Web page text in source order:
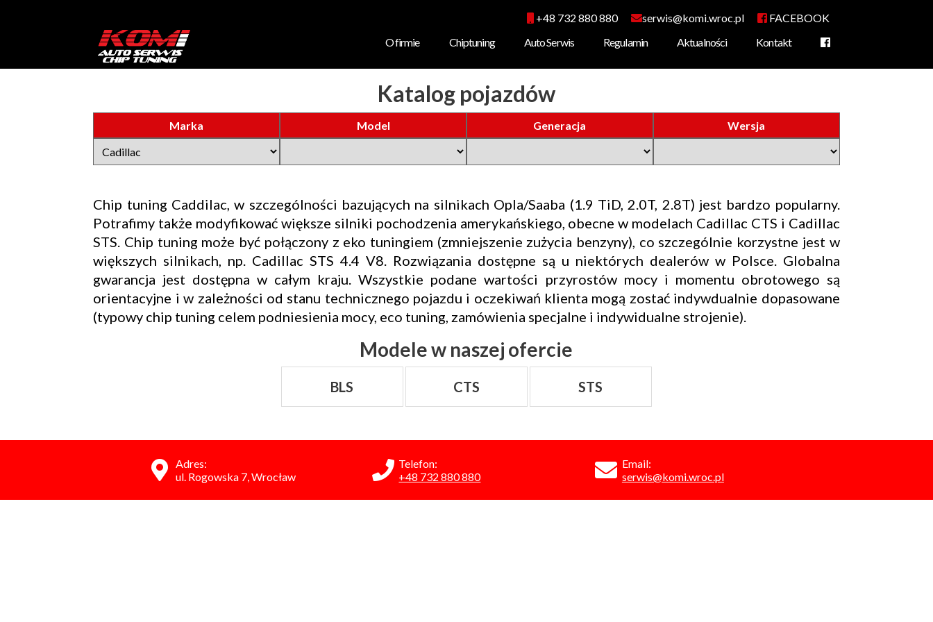
+48 732 880 880 serwis@komi.wroc.pl
FACEBOOK
O firmie
Chiptuning
Cennik
Powerbox
Hamownia
Katalog
Auto Serwis
Mechanika
Serwis klimatyzacji samochodowej
Diagnostyka komputerowa
Serwis pojazdów
Serwis opon
Wymiana oleju
Obniżenie spalania
Usuwanie filtra DPF
Regulamin Aktualności Kontakt
Katalog pojazdów
Marka Model Generacja Wersja
Chip tuning Caddilac, w szczególności bazujących na silnikach Opla/Saaba (1.9 TiD, 2.0T, 2.8T) jest bardzo popularny.
Potrafimy także modyfikować większe silniki pochodzenia amerykańskiego, obecne w modelach Cadillac CTS i Cadillac
STS. Chip tuning może być połączony z eko tuningiem (zmniejszenie zużycia benzyny), co szczególnie korzystne jest w
większych silnikach, np. Cadillac STS 4.4 V8. Rozwiązania dostępne są u niektórych dealerów w Polsce. Globalna
gwarancja jest dostępna w całym kraju. Wszystkie podane wartości przyrostów mocy i momentu obrotowego są
orientacyjne i w zależności od stanu technicznego pojazdu i oczekiwań klienta mogą zostać indywdualnie dopasowane
(typowy chip tuning celem podniesienia mocy, eco tuning, zamówienia specjalne i indywidualne strojenie).
Modele w naszej ofercie
BLS CTS STS
Adres:
ul. Rogowska 7, Wrocław
Telefon:
+48 732 880 880
Email:
serwis@komi.wroc.pl